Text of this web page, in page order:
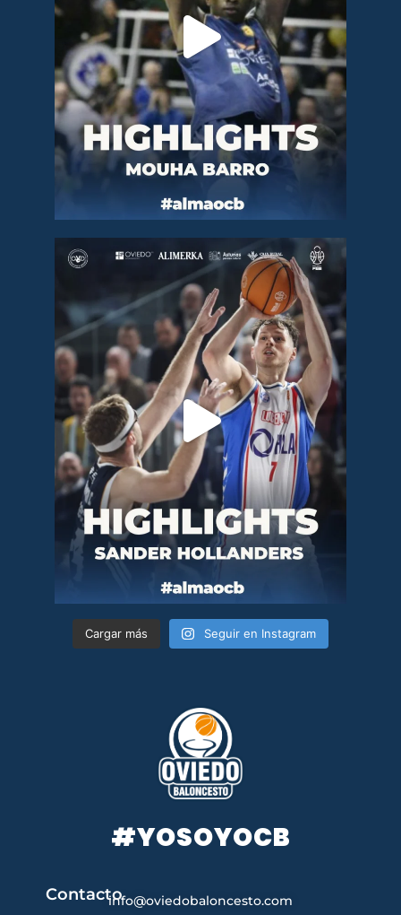
Cargar más Seguir en Instagram
#YOSOYOCB
Contactoinfo@oviedobaloncesto.com